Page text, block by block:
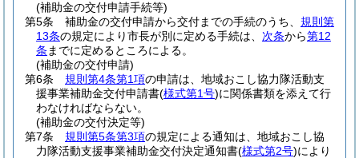
(補助金の交付申請手続等)
第5条
補助金の交付申請から交付までの手続のうち、 規則第
13条の規定により市長が別に定める手続は、 次条から第12
条 までに定めるところによる。
(補助金の交付申請)
第6条
規則第4条第1項の申請は、地域おこし協力隊活動支
援事業補助金交付申請書(様式第1号)に関係書類を添えて行
わなければならない。
(補助金の交付決定等)
第7条
規則第5条第3項の規定による通知は、地域おこし協
力隊活動支援事業補助金交付決定通知書(様式第2号)により